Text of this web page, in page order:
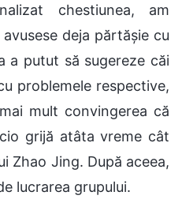
chestiunea, am
deja părtășie cu
a putut să sugereze căi
problemele respective,
mult convingerea că
grijă atâta vreme cât
Zhao Jing. După aceea,
lucrarea grupului.